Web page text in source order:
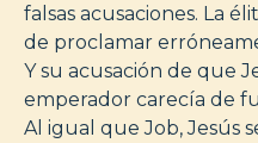
falsas acusaciones. La
de proclamar
Y su acusación de que
emperador carecía de
Al igual que Job, Jesús